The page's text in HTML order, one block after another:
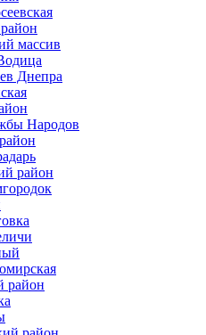
массив
Днепра
Народов
район
район